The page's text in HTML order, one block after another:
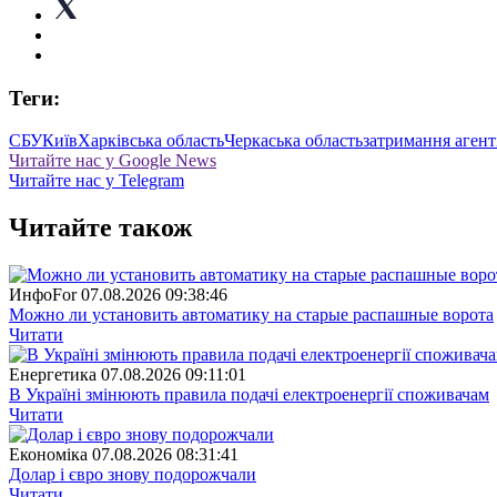
Теги:
СБУКиївХарківська областьЧеркаська областьзатримання
Читайте нас у Google News
Читайте нас у Telegram
Читайте також
ИнфоFor 07.08.2026 09:38:46
Можно ли установить автоматику на старые распашные ворота
Читати
Енергетика 07.08.2026 09:11:01
В Україні змінюють правила подачі електроенергії споживачам
Читати
Економіка 07.08.2026 08:31:41
Долар і євро знову подорожчали